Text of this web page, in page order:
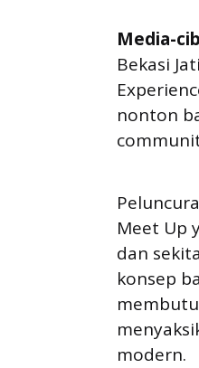
Media-
Bekasi
nonton
Meet Up
dan
konsep
modern.